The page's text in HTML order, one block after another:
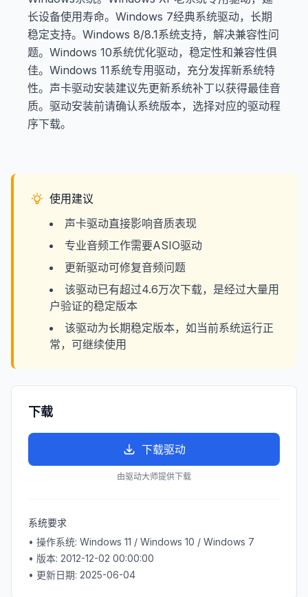
长设备使用寿命。Windows 7经典系统驱动，长期
稳定支持。Windows 8/8.1系统支持，解决兼容性问
题。Windows 10系统优化驱动，稳定性和兼容性俱
佳。Windows 11系统专用驱动，充分发挥新系统特
性。声卡驱动安装建议先更新系统补丁以获得最佳音
质。驱动安装前请确认系统版本，选择对应的驱动程
序下载。
使用建议
声卡驱动直接影响音质表现
专业音频工作需要ASIO驱动
更新驱动可修复音频问题
该驱动已有超过4.6万次下载，是经过大量用
户验证的稳定版本
该驱动为长期稳定版本，如当前系统运行正
常，可继续使用
下载
下载驱动
由驱动大师提供下载
系统要求
• 操作系统: Windows 11 / Windows 10 / Windows 7
• 版本: 2012-12-02 00:00:00
• 更新日期: 2025-06-04